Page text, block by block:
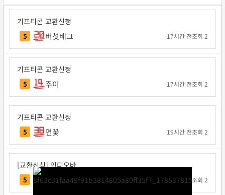
판
검
기프티콘 교환신청
5 버섯배그 17시간 전조회 2
기프티콘 교환신청
5 주이 17시간 전조회 2
기프티콘 교환신청
5 연꽃 19시간 전조회 2
[교환신청] 인디오바
5 인디오바 1일 전조회 2